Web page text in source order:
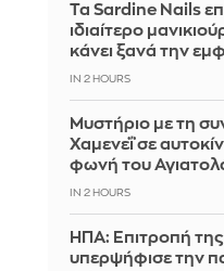
Τα Sardine Nails
ιδιαίτερο
κάνει ξανά την
IN 2 HOURS
Μυστήριο με τη
Χαμενεΐ σε
φωνή του
IN 2 HOURS
ΗΠΑ: Επιτροπή
υπερψήφισε την